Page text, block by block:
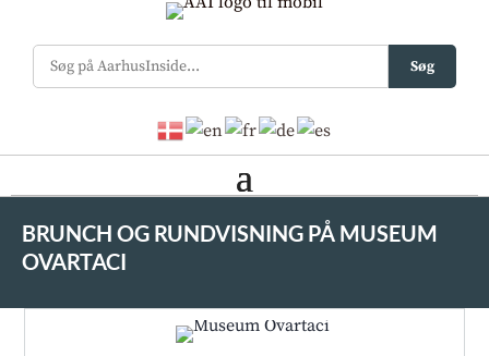
Søg
BRUNCH OG RUNDVISNING PÅ MUSEUM
OVARTACI